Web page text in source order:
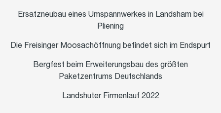
Ersatzneubau eines Umspannwerkes in Landsham bei
Pliening
Die Freisinger Moosachöffnung befindet sich im Endspurt
Bergfest beim Erweiterungsbau des größten
Paketzentrums Deutschlands
Landshuter Firmenlauf 2022